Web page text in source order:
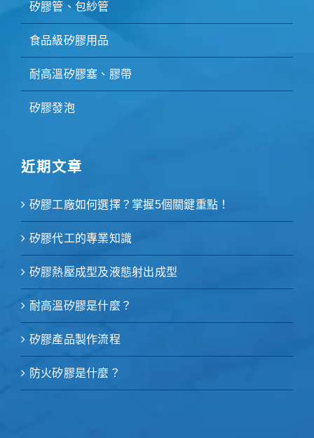
矽膠管、包紗管
食品級矽膠用品
耐高溫矽膠塞、膠帶
矽膠發泡
近期文章
矽膠工廠如何選擇？掌握5個關鍵重點！
矽膠代工的專業知識
矽膠熱壓成型及液態射出成型
耐高溫矽膠是什麼？
矽膠產品製作流程
防火矽膠是什麼？